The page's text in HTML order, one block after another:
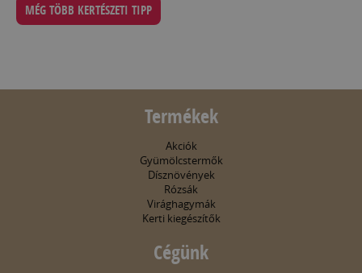
MÉG TÖBB KERTÉSZETI TIPP
Termékek
Akciók
Gyümölcstermők
Dísznövények
Rózsák
Virághagymák
Kerti kiegészítők
Cégünk